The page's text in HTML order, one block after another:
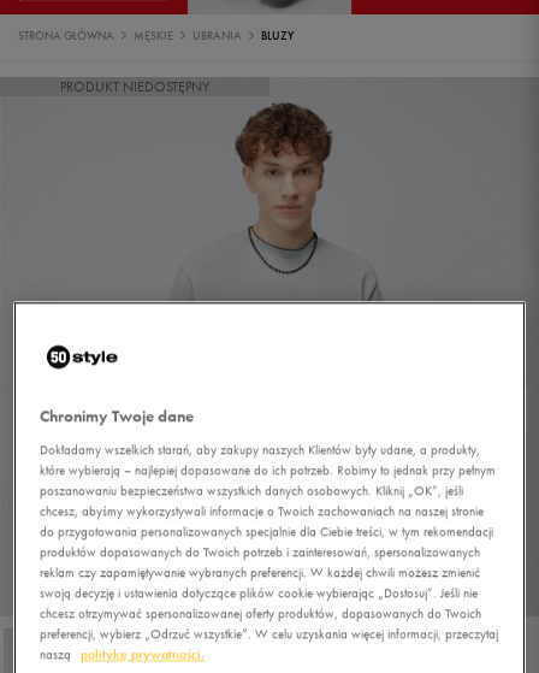
STRONA GŁÓWNA MĘSKIE UBRANIA BLUZY
PRODUKT NIEDOSTĘPNY
Chronimy Twoje dane
Dokładamy wszelkich starań, aby zakupy naszych Klientów były udane, a produkty,
które wybierają – najlepiej dopasowane do ich potrzeb. Robimy to jednak przy pełnym
poszanowaniu bezpieczeństwa wszystkich danych osobowych. Kliknij „OK”, jeśli
chcesz, abyśmy wykorzystywali informacje o Twoich zachowaniach na naszej stronie
do przygotowania personalizowanych specjalnie dla Ciebie treści, w tym rekomendacji
produktów dopasowanych do Twoich potrzeb i zainteresowań, spersonalizowanych
reklam czy zapamiętywanie wybranych preferencji. W każdej chwili możesz zmienić
swoją decyzję i ustawienia dotyczące plików cookie wybierając „Dostosuj”. Jeśli nie
chcesz otrzymywać spersonalizowanej oferty produktów, dopasowanych do Twoich
preferencji, wybierz „Odrzuć wszystkie”. W celu uzyskania więcej informacji, przeczytaj
naszą
politykę prywatności.